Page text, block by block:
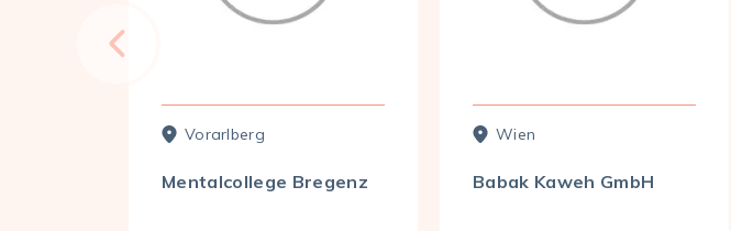
Vorarl­berg
Mentalcollege Bregenz
Wien
Babak Kaweh GmbH